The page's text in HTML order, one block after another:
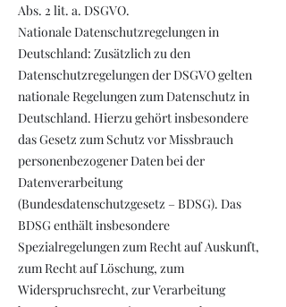
Abs. 2 lit. a. DSGVO.
Nationale Datenschutzregelungen in
Deutschland: Zusätzlich zu den
Datenschutzregelungen der DSGVO gelten
nationale Regelungen zum Datenschutz in
Deutschland. Hierzu gehört insbesondere
das Gesetz zum Schutz vor Missbrauch
personenbezogener Daten bei der
Datenverarbeitung
(Bundesdatenschutzgesetz – BDSG). Das
BDSG enthält insbesondere
Spezialregelungen zum Recht auf Auskunft,
zum Recht auf Löschung, zum
Widerspruchsrecht, zur Verarbeitung